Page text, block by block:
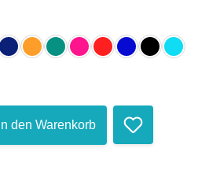
nachtblau
orange (hell)
petrolpinkrot royalblau
schwarztürkis
Anzahl: Gib den
In den Warenkorb